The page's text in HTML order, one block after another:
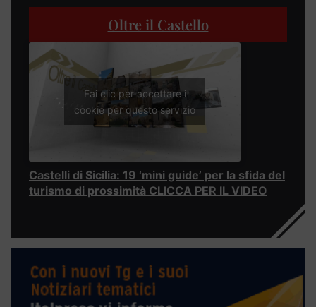
Oltre il Castello
Fai clic per accettare i
cookie per questo servizio
Castelli di Sicilia: 19 ‘mini guide’ per la sfida del
turismo di prossimità CLICCA PER IL VIDEO